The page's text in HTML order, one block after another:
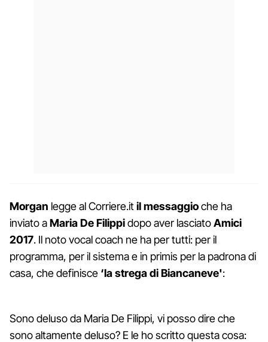
Morgan legge al Corriere.itil messaggioche ha
inviato aMaria De Filippidopo aver lasciatoAmici
2017. Il noto vocal coach ne ha per tutti: per il
programma, per il sistema e in primis per la padrona di
casa, che definisce ‘la strega di Biancaneve':
Sono deluso da Maria De Filippi, vi posso dire che
sono altamente deluso? E le ho scritto questa cosa: